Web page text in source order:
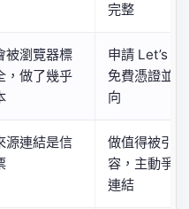
完整
被瀏覽器標
，做了幾乎
申請 Let’s
免費憑證並
向
源連結是信
做值得被引
容，主動爭
連結